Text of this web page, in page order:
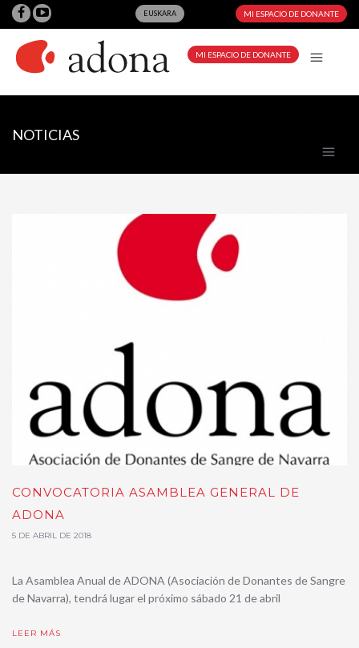
EUSKARA MI ESPACIO DE DONANTE
MI ESPACIO DE DONANTE
NOTICIAS
CONVOCATORIA ASAMBLEA GENERAL DE
ADONA
5 DE ABRIL DE 2018
La Asamblea Anual de ADONA (Asociación de Donantes de Sangre
de Navarra), tendrá lugar el próximo sábado 21 de abril
LEER MÁS